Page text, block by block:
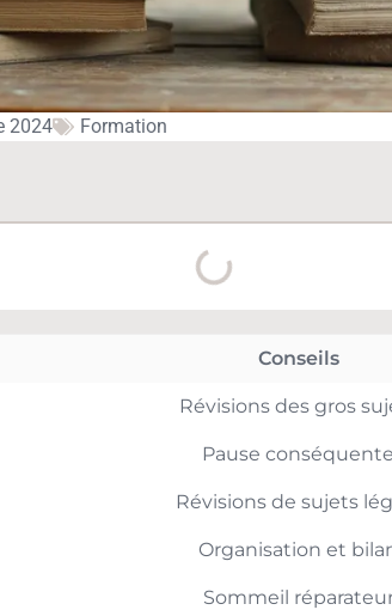
2024 Formation
Conseils
Révisions des gros
Pause conséquente
Révisions de sujets
Organisation et
Sommeil